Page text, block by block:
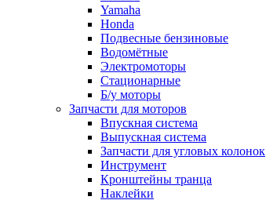
Yamaha
Honda
Подвесные бензиновые
Водомётные
Электромоторы
Стационарные
Б/у моторы
Запчасти для моторов
Впускная система
Выпускная система
Запчасти для угловых колонок
Инструмент
Кронштейны транца
Наклейки